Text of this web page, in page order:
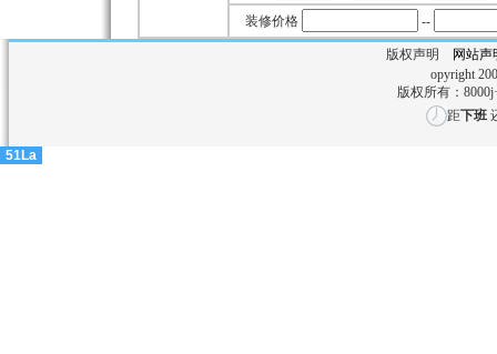
装修价格
--
版权声明
网站声
opyright
版权所有：
距下班
51La